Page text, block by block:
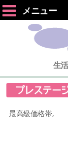
メニュー
生
プレステー
最高級価格帯。